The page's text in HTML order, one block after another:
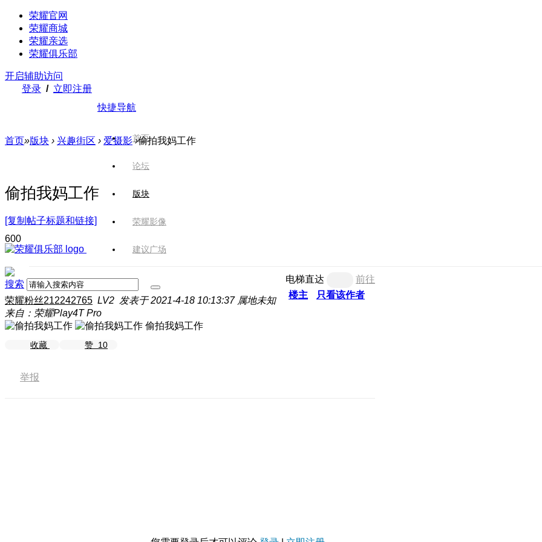
荣耀官网
荣耀商城
荣耀亲选
荣耀俱乐部
开启辅助访问
登录 / 立即注册
快捷导航
首页
论坛
版块
荣耀影像
建议广场
搜索
首页»版块 › 兴趣街区 › 爱摄影 ›偷拍我妈工作
偷拍我妈工作
[复制帖子标题和链接]
600
电梯直达
前往
楼主
只看该作者
荣耀粉丝212242765 LV2 发表于 2021-4-18 10:13:37 属地未知
来自：荣耀Play4T Pro
偷拍我妈工作
收藏 赞 10
举报